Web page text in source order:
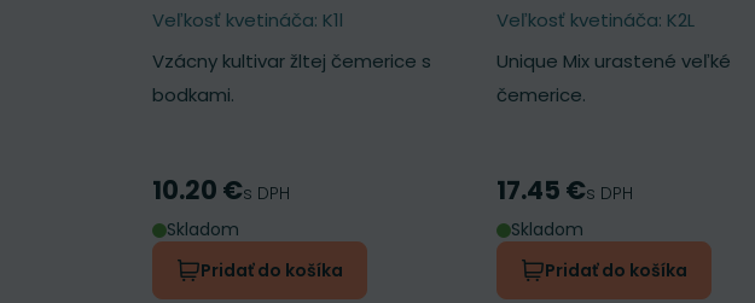
Veľkosť kvetináča: K1l
Vzácny kultivar žltej čemerice s
bodkami.
Cena
10.20 €s DPH
Skladom
Pridať do košíka
Veľkosť kvetináča: K2L
Unique Mix urastené veľké
čemerice.
Cena
17.45 €s DPH
Skladom
Pridať do košíka